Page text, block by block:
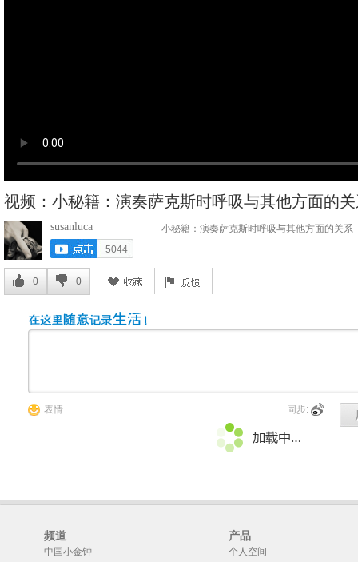
视频：小秘籍：演奏萨克斯时呼吸与其他方面的
susanluca
5044
小秘籍：演奏萨克斯时呼吸与其他方面的关系
0 0
表情 同步:
频道
中国小金钟
产品
个人空间